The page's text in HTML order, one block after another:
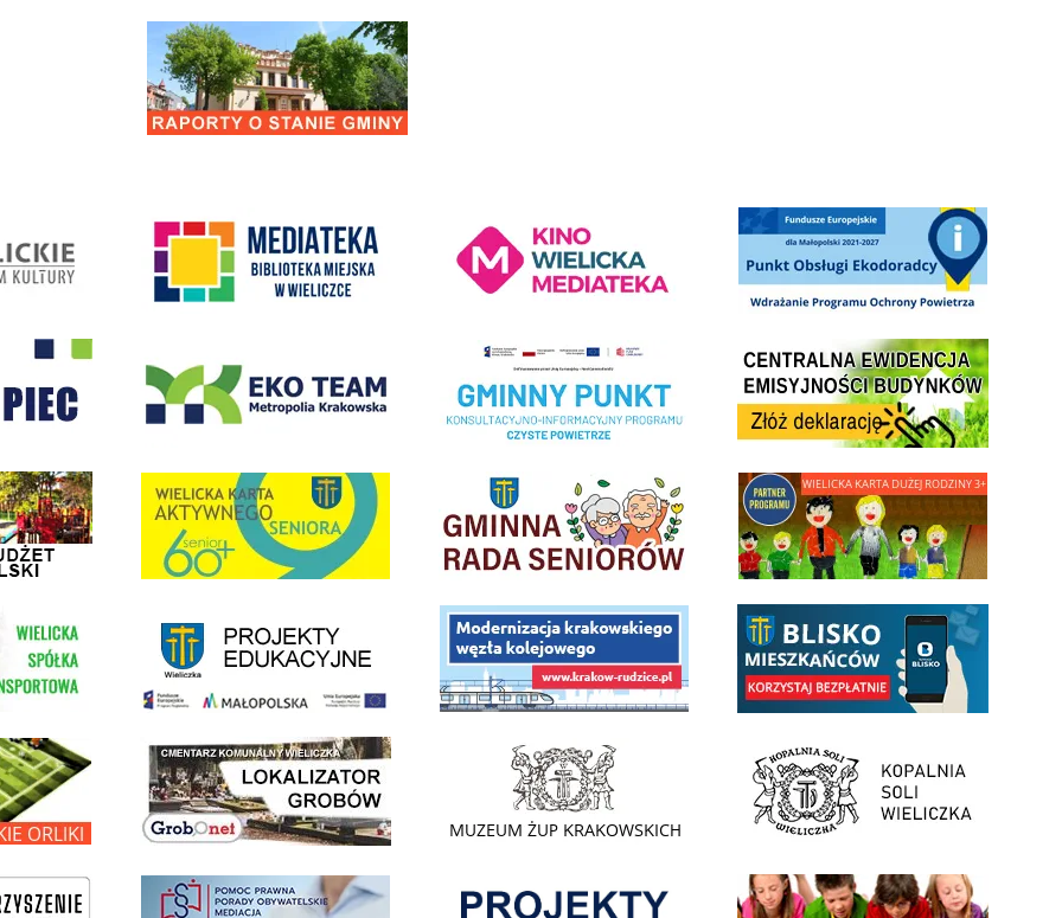
Raporty o stanie Gminy Wieliczka
Punkt Obsługi Ekodoradcy Wieliczka
Wieliczka Realizacja Programu Czyste Powietrze w Gminie WieliczkaCentrala Ewidencja Emisyjności Budynków - złóż
Obywatelski link do strony Wielicka Karta Aktywnego Seniora link do strony Gminnej Rady Seniorow - Wieliczka link do strony - Wielicka Karta Dużej Rodziny
Transportowej link do strony - projekty edukacyjne dofinansowane z Europejskiego Funduszu Społecznego
link do opisu projektu budowy linii kolejowej Krakow Rudzicelink do opisu aplikacji - BLISKO, Gmina Wieliczka w
Orliki link do lokalizatora grobów na wielickim cmentarzu - grobnetlink do strony - Muzeum Żup Krakowskich Wieliczka link do strony Kopalni Soli Wieliczka
pomoc prawna wieliczka Informacja o terminach rekrutacji na rok szkolny 2026/